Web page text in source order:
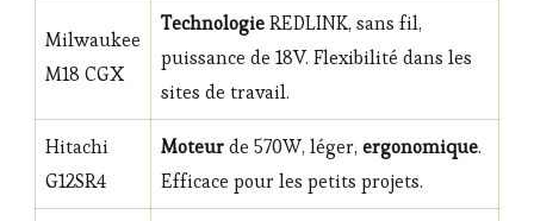
Milwaukee
M18 CGX
TechnologieREDLINK, sans fil,
puissance de 18V. Flexibilité dans les
sites de travail.
Hitachi
G12SR4
Moteurde 570W, léger, ergonomique.
Efficace pour les petits projets.